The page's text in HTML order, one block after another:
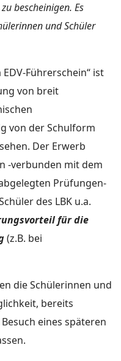
bescheinigen. Es
und Schüler
Führerschein“ ist
von breit
von der Schulform
Der Erwerb
-verbunden mit dem
Prüfungen-
des LBK u.a.
für die
(z.B. bei
die Schülerinnen und
bereits
eines späteren